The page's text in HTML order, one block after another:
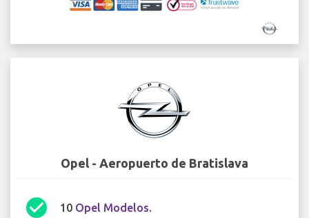
Opel - Aeropuerto de Bratislava
check_circle 10 Opel Modelos.